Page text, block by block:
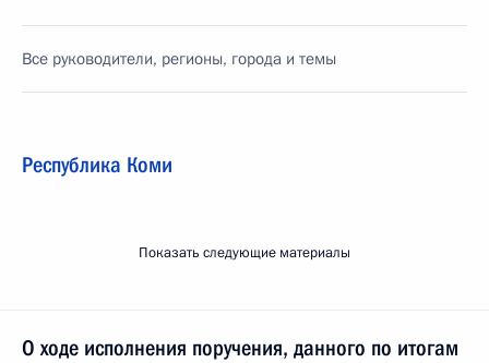
Все руководители, регионы, города и темы
Республика Коми
Показать следующие материалы
О ходе исполнения поручения, данного по итогам